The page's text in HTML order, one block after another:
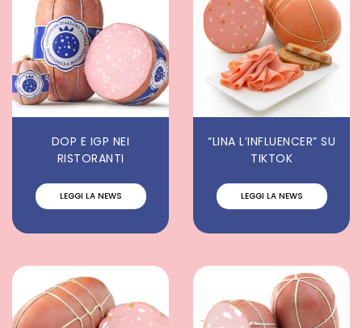
DOP E IGP NEI
RISTORANTI
LEGGI LA NEWS
“LINA L’INFLUENCER” SU
TIKTOK
LEGGI LA NEWS